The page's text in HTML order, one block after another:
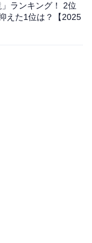
ランキング！ 2位
えた1位は？【2025